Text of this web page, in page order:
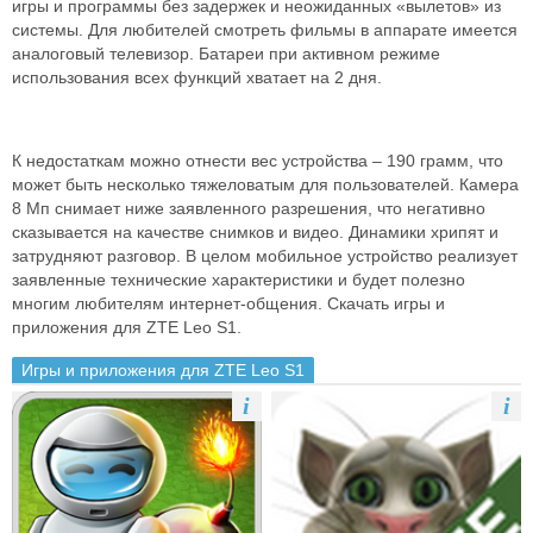
игры и программы без задержек и неожиданных «вылетов» из
системы. Для любителей смотреть фильмы в аппарате имеется
аналоговый телевизор. Батареи при активном режиме
использования всех функций хватает на 2 дня.
К недостаткам можно отнести вес устройства – 190 грамм, что
может быть несколько тяжеловатым для пользователей. Камера
8 Мп снимает ниже заявленного разрешения, что негативно
сказывается на качестве снимков и видео. Динамики хрипят и
затрудняют разговор. В целом мобильное устройство реализует
заявленные технические характеристики и будет полезно
многим любителям интернет-общения. Скачать игры и
приложения для ZTE Leo S1.
Игры и приложения для ZTE Leo S1
i i